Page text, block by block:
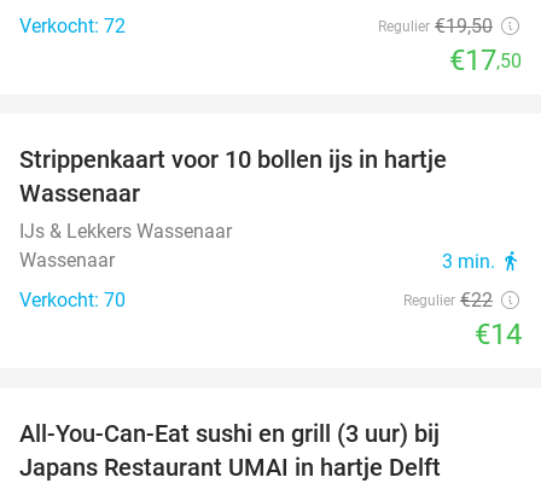
Verkocht: 72 Regulier €19,50
€17,50
Strippenkaart voor 10 bollen ijs in hartje
Wassenaar
IJs & Lekkers Wassenaar
Wassenaar
3 min. directions_walk
Verkocht: 70 Regulier €22
€14
All-You-Can-Eat sushi en grill (3 uur) bij
Japans Restaurant UMAI in hartje Delft